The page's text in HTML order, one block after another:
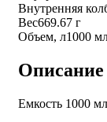
Внутренняя
Вес669.67 г
Объем, л1000
Описание
Емкость 1000